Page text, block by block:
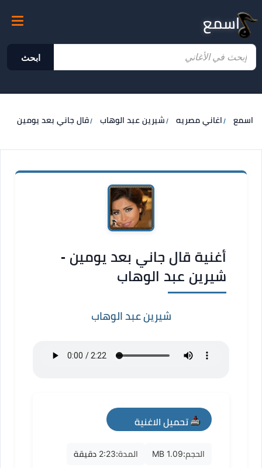
اسمع
ابحث
اسمع اغاني مصريه شيرين عبد الوهاب قال جاني بعد يومين
أغنية قال جاني بعد يومين -
شيرين عبد الوهاب
شيرين عبد الوهاب
تحميل الاغنية
mp3
الحجم:1.09 MB المدة:2:23 دقيقة